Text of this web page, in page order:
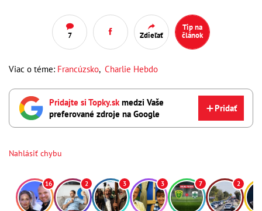
7 Zdieľať
Tip na
článok
Viac o téme: Francúzsko, Charlie Hebdo
Pridajte si Topky.sk medzi Vaše
preferované zdroje na Google
Pridať
Nahlásiť chybu
16 2 3 3 7 2